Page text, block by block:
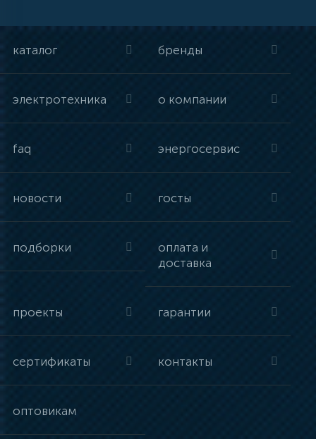
каталог бренды
электротехника о компании
faq энергосервис
новости госты
подборки
оплата и
доставка
проекты гарантии
сертификаты контакты
оптовикам